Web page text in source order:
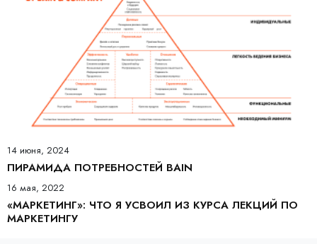
14 июня, 2024
ПИРАМИДА ПОТРЕБНОСТЕЙ BAIN
16 мая, 2022
«МАРКЕТИНГ»: ЧТО Я УСВОИЛ ИЗ КУРСА ЛЕКЦИЙ ПО
МАРКЕТИНГУ